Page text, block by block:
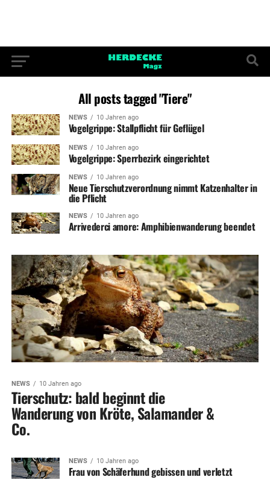
All posts tagged "Tiere"
NEWS 10 Jahren ago
Vogelgrippe: Stallpflicht für Geflügel
NEWS 10 Jahren ago
Vogelgrippe: Sperrbezirk eingerichtet
NEWS 10 Jahren ago
Neue Tierschutzverordnung nimmt Katzenhalter in
die Pflicht
NEWS 10 Jahren ago
Arrivederci amore: Amphibienwanderung beendet
NEWS 10 Jahren ago
Tierschutz: bald beginnt die
Wanderung von Kröte, Salamander &
Co.
NEWS 10 Jahren ago
Frau von Schäferhund gebissen und verletzt